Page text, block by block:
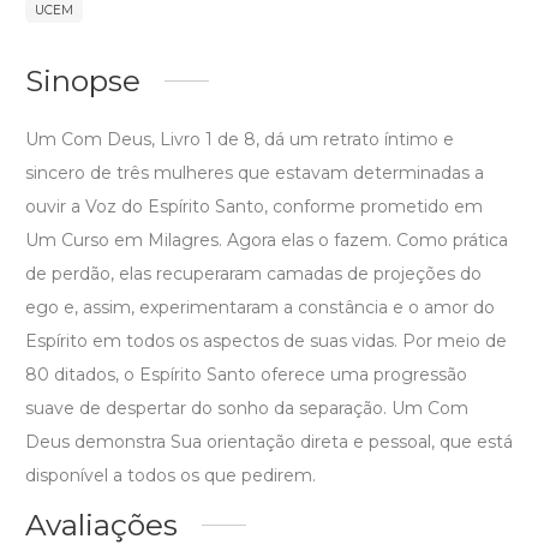
UCEM
Sinopse
Um Com Deus, Livro 1 de 8, dá um retrato íntimo e
sincero de três mulheres que estavam determinadas a
ouvir a Voz do Espírito Santo, conforme prometido em
Um Curso em Milagres. Agora elas o fazem. Como prática
de perdão, elas recuperaram camadas de projeções do
ego e, assim, experimentaram a constância e o amor do
Espírito em todos os aspectos de suas vidas. Por meio de
80 ditados, o Espírito Santo oferece uma progressão
suave de despertar do sonho da separação. Um Com
Deus demonstra Sua orientação direta e pessoal, que está
disponível a todos os que pedirem.
Avaliações